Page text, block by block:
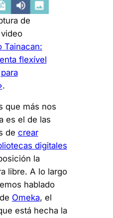
de
Tainacan:
flexível
.
que más nos
es el de las
de crear
digitales
la
libre. A lo largo
hablado
Omeka, el
está hecha la